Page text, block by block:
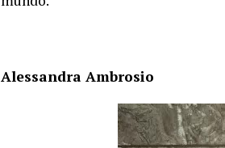
Alessandra Ambrosio